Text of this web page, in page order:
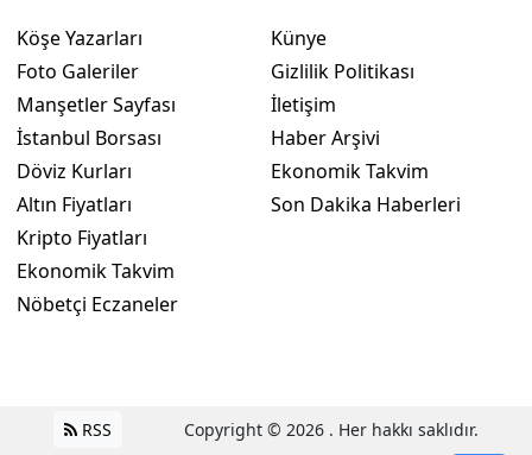
Köşe Yazarları
Foto Galeriler
Manşetler Sayfası
İstanbul Borsası
Döviz Kurları
Altın Fiyatları
Kripto Fiyatları
Ekonomik Takvim
Nöbetçi Eczaneler
Künye
Gizlilik Politikası
İletişim
Haber Arşivi
Ekonomik Takvim
Son Dakika Haberleri
RSS Copyright © 2026 . Her hakkı saklıdır.